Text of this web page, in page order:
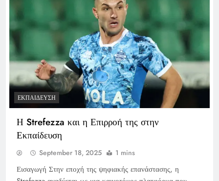
ΕΚΠΑΊΔΕΥΣΗ
Η Strefezza και η Επιρροή της στην
Εκπαίδευση
September 18, 2025 1 mins
Εισαγωγή Στην εποχή της ψηφιακής επανάστασης, η